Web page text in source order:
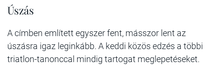
Úszás
A címben említett egyszer fent, másszor lent az
úszásra igaz leginkább. A keddi közös edzés a többi
triatlon-tanonccal mindig tartogat meglepetéseket.